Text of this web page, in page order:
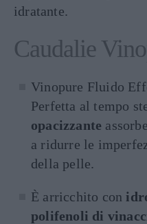
idratante.
Caudalie
Vinopure Fluido
Perfetta al tempo
opacizzante
a ridurre le
della pelle.
È arricchito con
polifenoli di